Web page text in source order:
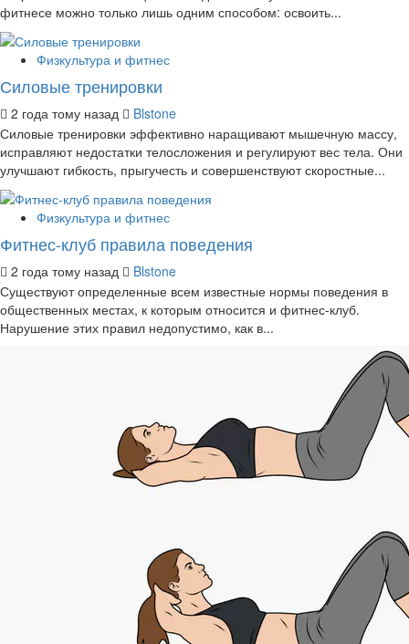
фитнесе можно только лишь одним способом: освоить...
Физкультура и фитнес
Силовые тренировки
2 года тому назад
Blstone
Силовые тренировки эффективно наращивают мышечную массу,
исправляют недостатки телосложения и регулируют вес тела. Они
улучшают гибкость, прыгучесть и совершенствуют скоростные...
Физкультура и фитнес
Фитнес-клуб правила поведения
2 года тому назад
Blstone
Существуют определенные всем известные нормы поведения в
общественных местах, к которым относится и фитнес-клуб.
Нарушение этих правил недопустимо, как в...